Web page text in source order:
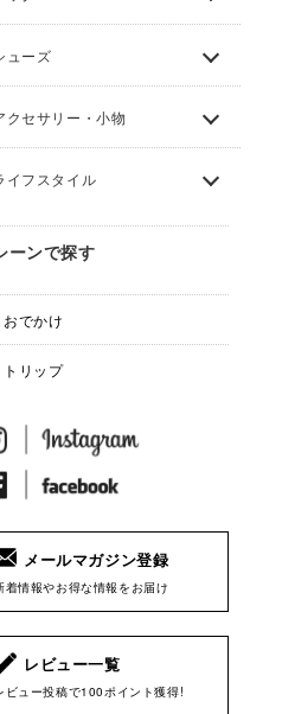
ューズ
クセサリー・小物
イフスタイル
ーンで探す
おでかけ
トリップ
メールマガジン登録
着情報やお得な情報をお届け
レビュー一覧
ビュー投稿で100ポイント獲得!